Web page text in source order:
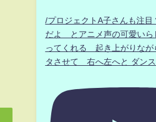
/プロジェクトA子さんも注
だよ とアニメ声の可愛いら
ってくれる 起き上がりなが
タさせて 右へ左へと ダンス